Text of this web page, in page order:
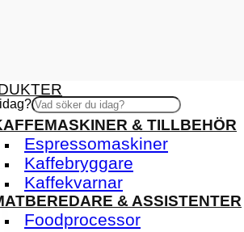
& TILLBEHÖR
Espressomaskiner
Kaffebryggare
Kaffekvarnar
& ASSISTENTER
Foodprocessor